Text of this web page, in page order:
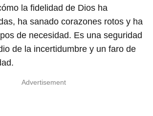
la fidelidad de Dios ha
ha sanado corazones rotos y ha
de necesidad. Es una seguridad
de la incertidumbre y un faro de
Advertisement